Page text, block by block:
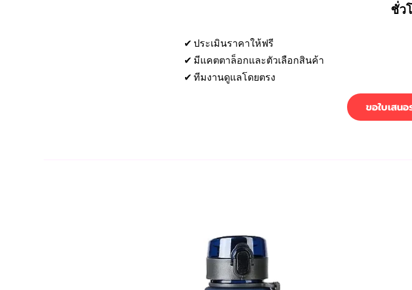
ชั่ว
✔ ประเมินราคาให้ฟรี
✔ มีแคตตาล็อกและตัวเลือกสินค้า
✔ ทีมงานดูแลโดยตรง
ขอใบเสน